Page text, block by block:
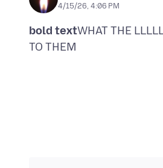
4/15/26, 4:06 PM
bold textWHAT THE